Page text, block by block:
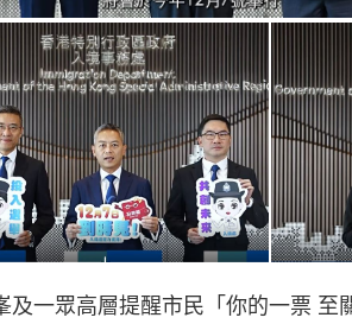
及一眾高層提醒市民「你的一票 至